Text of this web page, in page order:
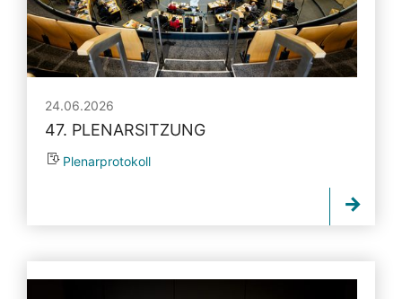
24.06.2026
47. PLENARSITZUNG
Plenarprotokoll